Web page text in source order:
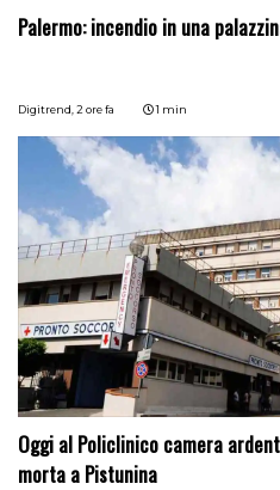
Palermo: incendio in una
Digitrend, 2 ore fa 1 min
Oggi al Policlinico camera
morta a Pistunina